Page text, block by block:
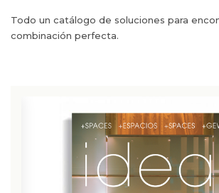
Todo un catálogo de soluciones para
combinación perfecta.